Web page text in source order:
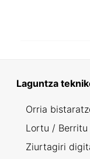
Laguntza
Orria
Lortu /
Ziurtagiri